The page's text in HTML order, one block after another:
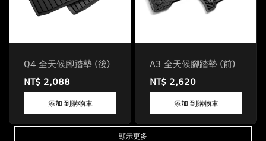
Q4 全天候腳踏墊 (後)
NT$ 2,088
添加 到購物車
A3 全天候腳踏墊 (前)
NT$ 2,620
添加 到購物車
顯示更多